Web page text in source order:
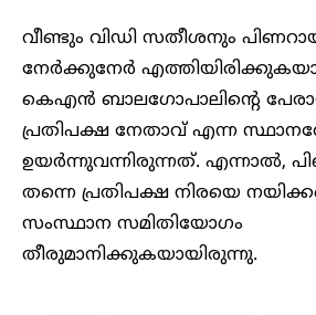
വീണ്ടും വിഡി സതീശനും
നേര്‍ക്കുനേര്‍
കെഎൻ ബാലഗോപാലിൻ്റെ
പ്രതിപക്ഷ നേതാവ് എന്ന
ഉയര്‍ന്നുവന്നിരുന്നത്. എന്നാല്‍,
തന്നെ പ്രതിപക്ഷ നിരയെ
സംസ്ഥാന സമിതിയോഗം
തീരുമാനിക്കുകയായിരുന്നു.